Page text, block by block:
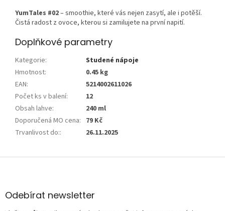
YumTales #02– smoothie, které vás nejen zasytí, ale i potěší.
Čistá radost z ovoce, kterou si zamilujete na první napití.
Doplňkové parametry
Kategorie:
Studené nápoje
Hmotnost:
0.45 kg
EAN:
5214002611026
Počet ks v balení:
12
Obsah lahve:
240 ml
Doporučená MO cena: 79 Kč
Trvanlivost do:: 26.11.2025
Z
aOdebírat newsletter